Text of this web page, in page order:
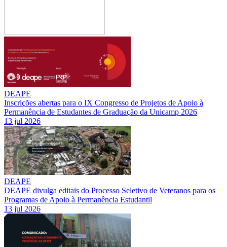
DEAPE
Inscrições abertas para o IX Congresso de Projetos de Apoio à
Permanência de Estudantes de Graduação da Unicamp 2026
13 jul 2026
DEAPE
DEAPE divulga editais do Processo Seletivo de Veteranos para os
Programas de Apoio à Permanência Estudantil
13 jul 2026